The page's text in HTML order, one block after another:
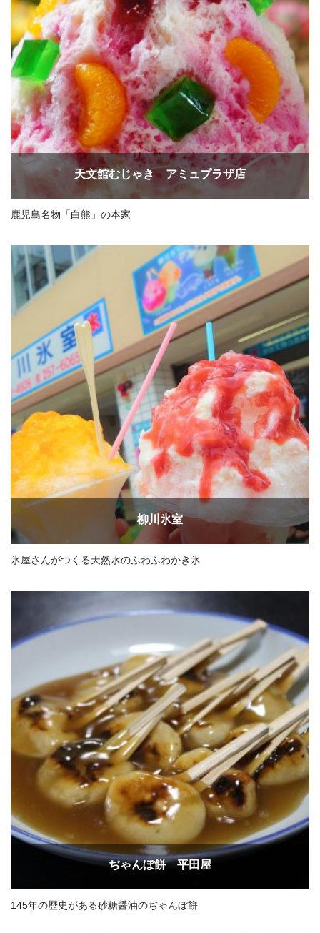
天文館むじゃき アミュプラザ店
鹿児島名物「白熊」の本家
柳川氷室
氷屋さんがつくる天然水のふわふわかき氷
ぢゃんぼ餅 平田屋
145年の歴史がある砂糖醤油のぢゃんぼ餅